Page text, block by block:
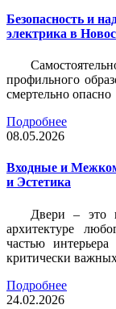
Безопасность и
электрика в
профильного
смертельно опасно
Подробнее
08.05.2026
Входные и
и Эстетика
Двери – это
архитектуре
частью
критически
Подробнее
24.02.2026